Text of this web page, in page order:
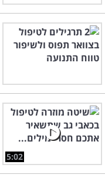
5:02